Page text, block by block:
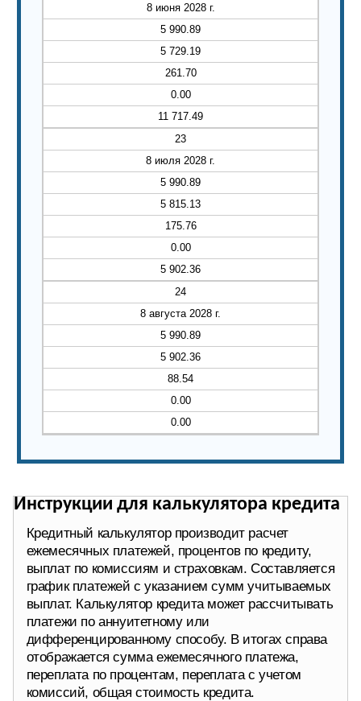
8 июня 2028 г.
5 990.89
5 729.19
261.70
0.00
11 717.49
23
8 июля 2028 г.
5 990.89
5 815.13
175.76
0.00
5 902.36
24
8 августа 2028 г.
5 990.89
5 902.36
88.54
0.00
0.00
Инструкции для калькулятора кредита
Кредитный калькулятор производит расчет
ежемесячных платежей, процентов по кредиту,
выплат по комиссиям и страховкам. Составляется
график платежей с указанием сумм учитываемых
выплат. Калькулятор кредита может рассчитывать
платежи по аннуитетному или
дифференцированному способу. В итогах справа
отображается сумма ежемесячного платежа,
переплата по процентам, переплата с учетом
комиссий, общая стоимость кредита.